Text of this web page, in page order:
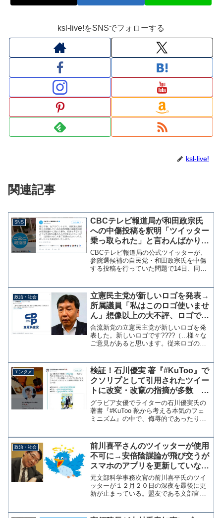
ksl-live!をSNSでフォローする
ksl-live!
関連記事
SNS
CBCテレビ報道局が和田政宗氏
への中傷投稿を釈明「ツイッター
乗っ取られた」と言わんばかり
「報道部員が投稿した形跡はな
い」
CBCテレビ報道局の公式ツイッターが、
参院選候補の自民党・和田政宗氏を中傷
する投稿を行っていた問題で14日、同ア
査や内部調査も含めて、今後も調査をし
っかりと進める...
政治・社会
立憲民主党が新しいロゴを発表→
所属議員「私はこのロゴ使いませ
ん」想像以上の大不評、ロゴで揉
めてまた分裂か
合流新党の立憲民主党が新しいロゴを発
表した。新しいロゴです????（...様々な
ご意見があると思います。従来ロゴの使
pic.twitter.com/afwJHgVm15—...
エンタメ
検証！石川優実 著『#KuToo』で
クソリプとして引用されたツイー
トに改変・改竄の指摘が多数 出
版社が釈明も矛盾
グラビア女優でライターの石川優実氏の
著書『#KuToo 靴から考える本気のフェ
ミニズム』の中で、侮辱的であったり中
ライ（返信・直接言及）していないにも
関わらず石川氏を...
政治・社会
前川喜平さんのツイッターが使用
不可に→安倍陰謀論が飛び交うが
スマホのアプリを更新していない
可能性も
元文部科学事務次官の前川喜平氏のツイ
ッターが１２月２０日の深夜を最後に更
新が止まっている。盟友である文部官僚